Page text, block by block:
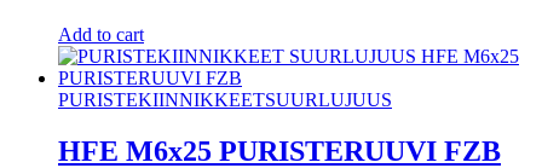
Add to cart
PURISTEKIINNIKKEETSUURLUJUUS
HFE M6x25 PURISTERUUVI FZB